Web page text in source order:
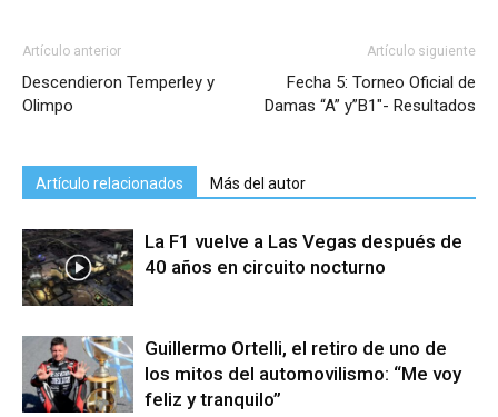
Artículo anterior
Descendieron Temperley y
Olimpo
Artículo siguiente
Fecha 5: Torneo Oficial de
Damas “A” y”B1″- Resultados
Artículo relacionados Más del autor
La F1 vuelve a Las Vegas después de
40 años en circuito nocturno
Guillermo Ortelli, el retiro de uno de
los mitos del automovilismo: “Me voy
feliz y tranquilo”